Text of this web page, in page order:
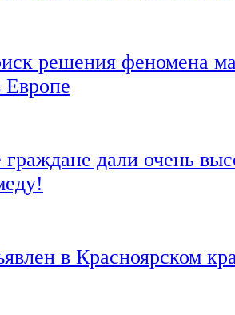
решения феномена
Европе
дали очень
в Красноярском